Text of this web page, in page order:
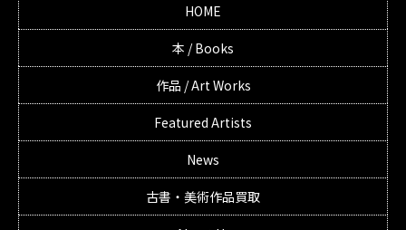
HOME
本 / Books
作品 / Art Works
Featured Artists
News
古書・美術作品買取